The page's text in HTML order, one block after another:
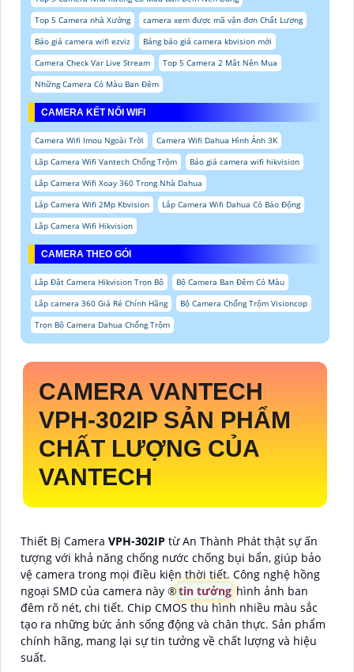
Top 5 Camera nhà Xưởng
camera xem được mã vận đơn Chất Lượng
Báo giá camera wifi ezviz
Bảng báo giá camera kbvision mới
Camera Check Var Live Stream
Top 5 Camera 2 Mắt Nên Mua
Những Camera Có Màu Ban Đêm
CAMERA KẾT NỐI WIFI
Camera Wifi Imou Ngoài Trời
Camera Wifi Dahua Hình Ảnh 3K
Lăp Camera Wifi Vantech Chống Trộm
Báo giá camera wifi hikvision
Lắp Camera Wifi Xoay 360 Trong Nhà Dahua
Lắp Camera Wifi 2Mp Kbvision
Lắp Camera Wifi Dahua Có Báo Động
Lắp Camera Wifi Hikvision
CAMERA THEO GÓI
Lắp Đặt Camera Hikvision Trọn Bộ
Bộ Camera Ban Đêm Có Màu
Lắp camera 360 Giá Rẻ Chính Hãng
Bộ Camera Chống Trộm Visioncop
Trọn Bộ Camera Dahua Chống Trộm
CAMERA VANTECH
VPH-302IP SẢN PHẨM
CHẤT LƯỢNG CỦA
VANTECH
Thiết Bị Camera VPH-302IP từ An Thành Phát thật sự ấn
tượng với khả năng chống nước chống bụi bẩn, giúp bảo
vệ camera trong mọi điều kiện thời tiết. Công nghệ hồng
ngoại SMD của camera này ®️tin tưởng hình ảnh ban
đêm rõ nét, chi tiết. Chip CMOS thu hình nhiều màu sắc
tạo ra những bức ảnh sống động và chân thực. Sản phẩm
chính hãng, mang lại sự tin tưởng về chất lượng và hiệu
suất.